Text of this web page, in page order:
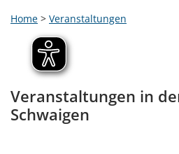
Home > Veranstaltungen
Veranstaltungen in
Schwaigen